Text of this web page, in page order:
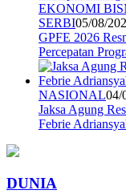
EKONOMI
SERBI05/08/
GPFE 2026
Percepatan
NASIONAL04/
Jaksa Agung
Febrie
DUNIA